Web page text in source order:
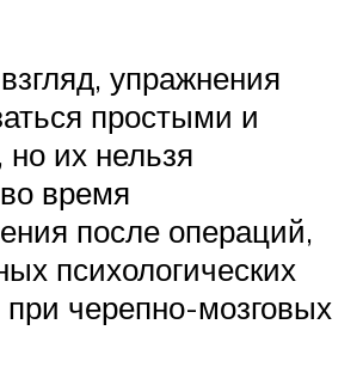
упражнения
простыми и
их нельзя
время
после операций,
психологических
черепно-мозговых